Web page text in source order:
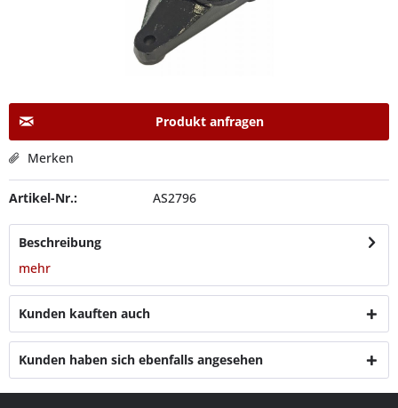
Produkt anfragen
Merken
Artikel-Nr.: AS2796
Beschreibung
mehr
Kunden kauften auch
Kunden haben sich ebenfalls angesehen